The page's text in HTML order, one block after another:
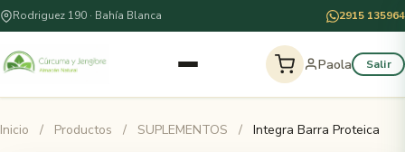
Rodriguez 190 · Bahía Blanca 2915 135964
Paola Salir
Inicio / Productos / SUPLEMENTOS / Integra Barra Proteica